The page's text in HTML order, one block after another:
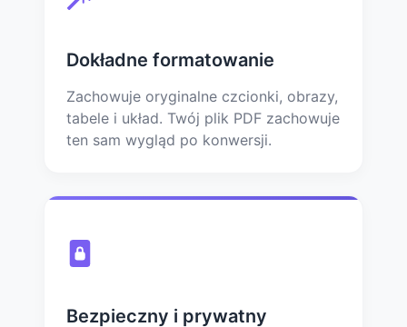
Dokładne formatowanie
Zachowuje oryginalne czcionki, obrazy,
tabele i układ. Twój plik PDF zachowuje
ten sam wygląd po konwersji.
Bezpieczny i prywatny